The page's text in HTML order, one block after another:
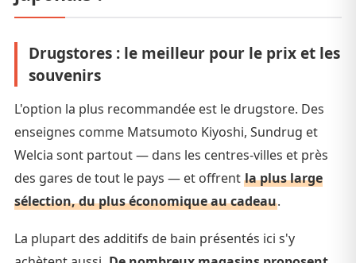
Drugstores : le meilleur pour le prix et les
souvenirs
L'option la plus recommandée est le drugstore. Des
enseignes comme Matsumoto Kiyoshi, Sundrug et
Welcia sont partout — dans les centres-villes et près
des gares de tout le pays — et offrent la plus large
sélection, du plus économique au cadeau.
La plupart des additifs de bain présentés ici s'y